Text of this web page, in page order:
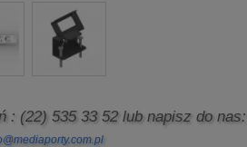
: (22) 535 33 52lub napisz do nas: